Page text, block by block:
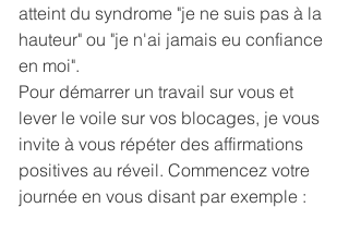
atteint du syndrome "je ne suis pas à la
hauteur" ou "je n'ai jamais eu confiance
en moi".
Pour démarrer un travail sur vous et
lever le voile sur vos blocages, je vous
invite à vous répéter des affirmations
positives au réveil. Commencez votre
journée en vous disant par exemple :